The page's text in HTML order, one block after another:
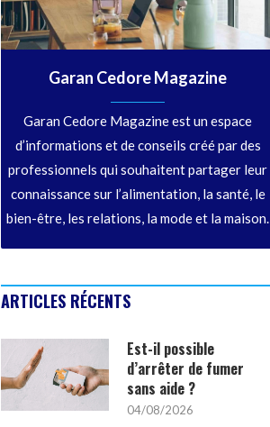
Garan Cedore Magazine
Garan Cedore Magazine est un espace
d’informations et de conseils créé par des
professionnels qui souhaitent partager leur
connaissance sur l’alimentation, la santé, le
bien-être, les relations, la mode et la maison.
ARTICLES RÉCENTS
Est-il possible
d’arrêter de fumer
sans aide ?
04/08/2026